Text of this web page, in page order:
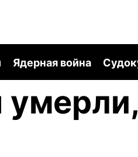
Ядерная война
умерли,